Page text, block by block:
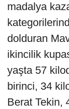
madalya
dolduran
ikincilik
yaşta 57
birinci, 34
Berat Tekin,